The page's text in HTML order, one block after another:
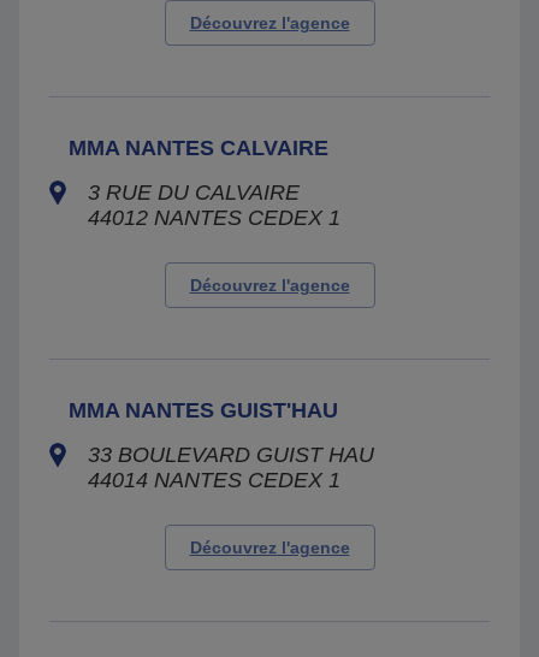
Découvrez l'agence
MMA NANTES CALVAIRE
3 RUE DU CALVAIRE
44012 NANTES CEDEX 1
Découvrez l'agence
MMA NANTES GUIST'HAU
33 BOULEVARD GUIST HAU
44014 NANTES CEDEX 1
Découvrez l'agence